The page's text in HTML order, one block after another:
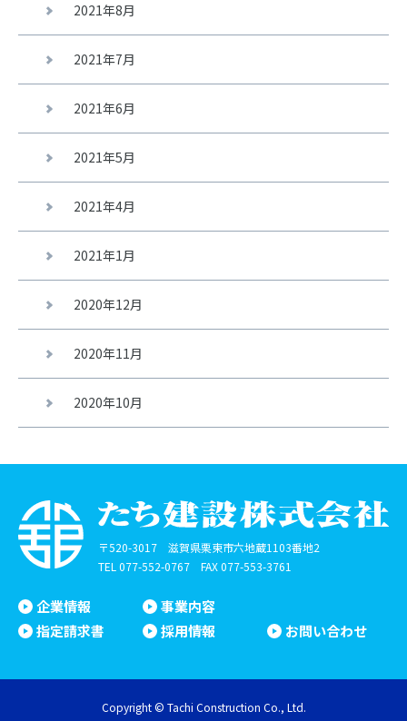
2021年8月
2021年7月
2021年6月
2021年5月
2021年4月
2021年1月
2020年12月
2020年11月
2020年10月
〒520-3017 滋賀県栗東市六地蔵1103番地2
TEL077-552-0767 FAX 077-553-3761
企業情報
事業内容
指定請求書
採用情報 お問い合わせ
Copyright © Tachi Construction Co., Ltd.